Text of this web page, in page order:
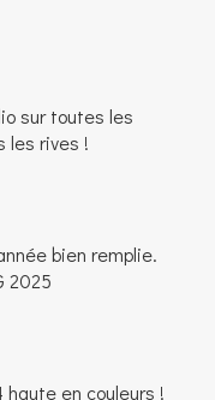
sur toutes les
les rives !
bien remplie.
2025
en couleurs !